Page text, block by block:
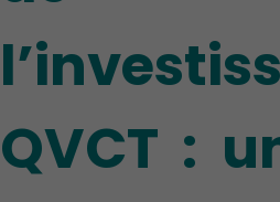
QVCT :